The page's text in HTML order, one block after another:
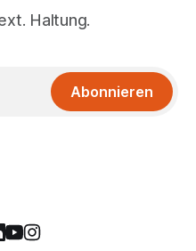
Haltung.
Abonnieren